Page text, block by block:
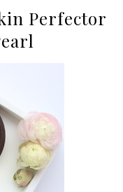
Perfector